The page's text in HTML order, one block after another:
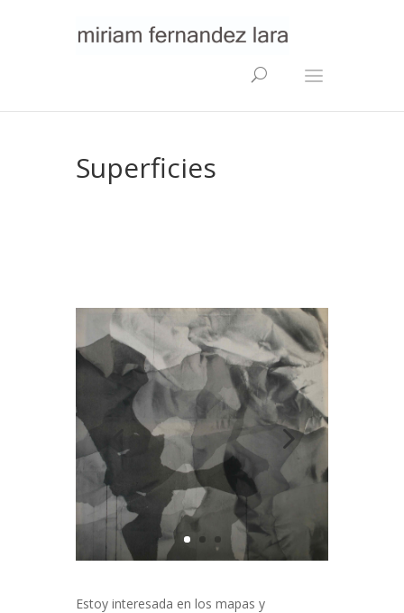
Superficies
Estoy interesada en los mapas y